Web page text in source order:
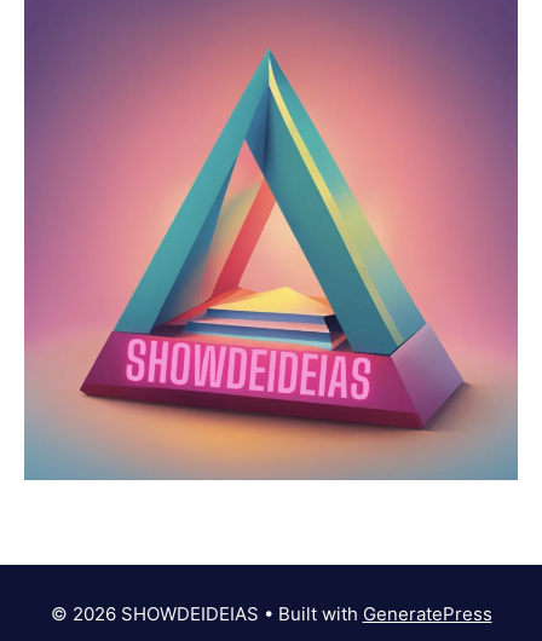
© 2026 SHOWDEIDEIAS • Built with GeneratePress